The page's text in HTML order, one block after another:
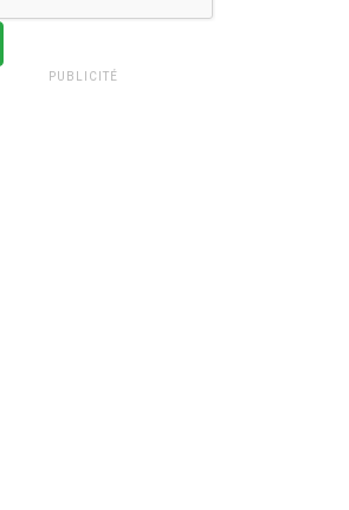
PUBLICITÉ